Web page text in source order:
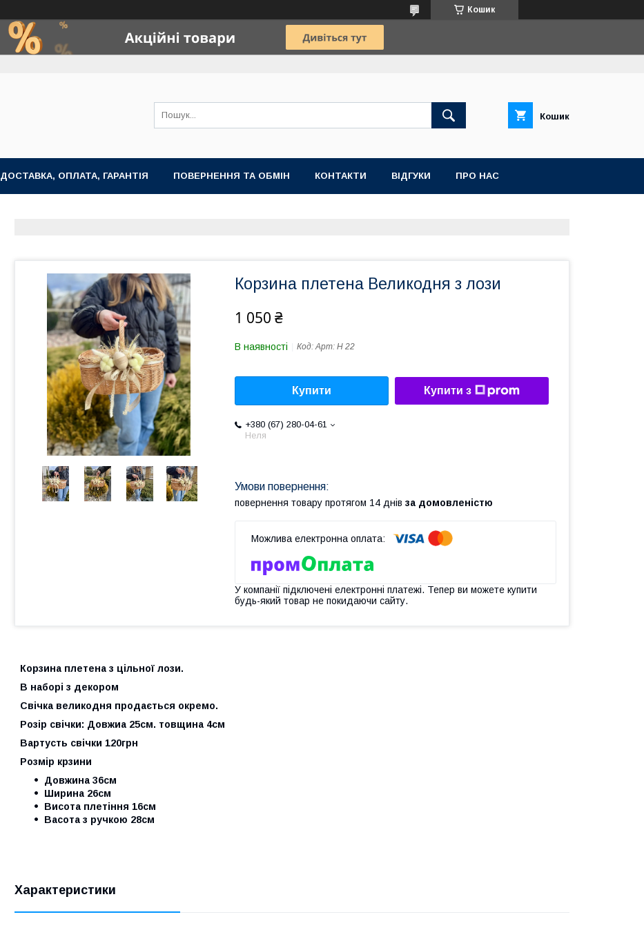
Кошик
Кошик
ДОСТАВКА, ОПЛАТА, ГАРАНТІЯ ПОВЕРНЕННЯ ТА ОБМІН КОНТАКТИ ВІДГУКИ ПРО НАС
Корзина плетена Великодня з лози
1 050 ₴
В наявності Код:Арт: Н 22
Купити Купити з
+380 (67) 280-04-61
Неля
повернення товару протягом 14 днів за домовленістю
У компанії підключені електронні платежі. Тепер ви можете купити
будь-який товар не покидаючи сайту.
Корзина плетена з цільної лози.
В наборі з декором
Свічка великодня продається окремо.
Розір свічки: Довжиа 25см. товщина 4см
Вартусть свічки 120грн
Розмір крзини
Довжина 36см
Ширина 26см
Висота плетіння 16см
Васота з ручкою 28см
Характеристики